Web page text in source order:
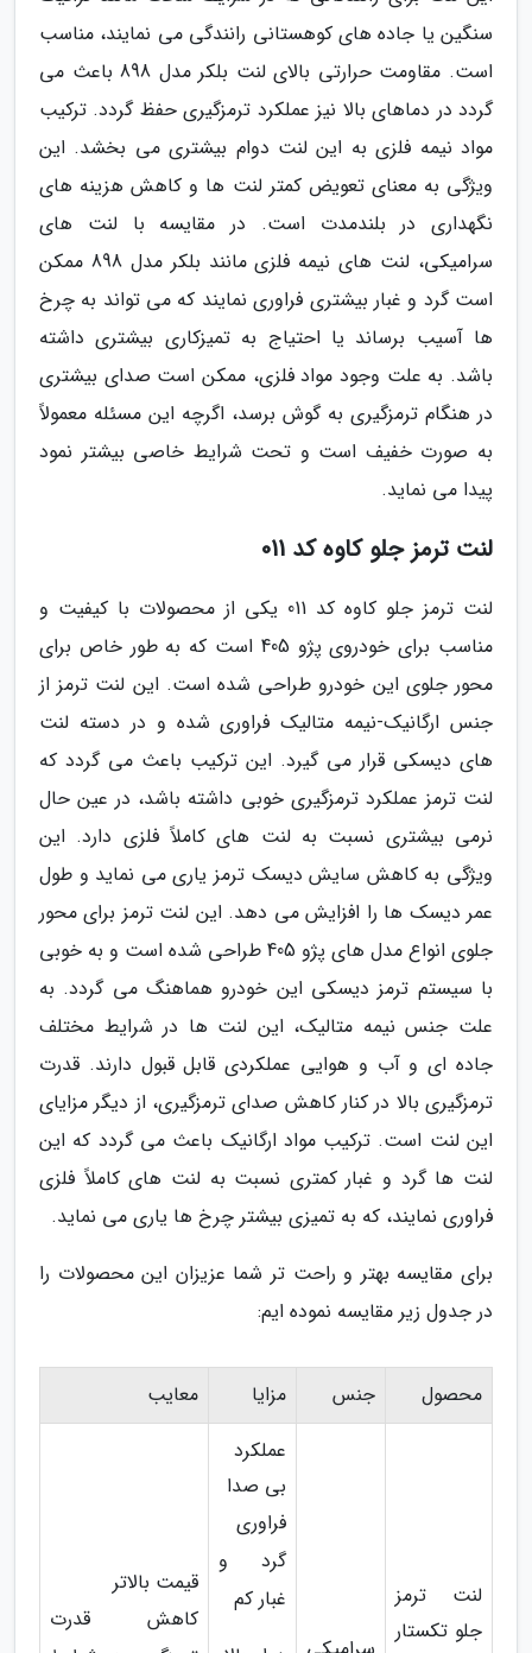
سنگین یا جاده های کوهستانی رانندگی می نمایند، مناسب
است. مقاومت حرارتی بالای لنت بلکر مدل 898 باعث می
گردد در دماهای بالا نیز عملکرد ترمزگیری حفظ گردد. ترکیب
مواد نیمه فلزی به این لنت دوام بیشتری می بخشد. این
ویژگی به معنای تعویض کمتر لنت ها و کاهش هزینه های
نگهداری در بلندمدت است. در مقایسه با لنت های
سرامیکی، لنت های نیمه فلزی مانند بلکر مدل 898 ممکن
است گرد و غبار بیشتری فراوری نمایند که می تواند به چرخ
ها آسیب برساند یا احتیاج به تمیزکاری بیشتری داشته
باشد. به علت وجود مواد فلزی، ممکن است صدای بیشتری
در هنگام ترمزگیری به گوش برسد، اگرچه این مسئله معمولاً
به صورت خفیف است و تحت شرایط خاصی بیشتر نمود
پیدا می نماید.
لنت ترمز جلو کاوه کد 011
لنت ترمز جلو کاوه کد 011 یکی از محصولات با کیفیت و
مناسب برای خودروی پژو 405 است که به طور خاص برای
محور جلوی این خودرو طراحی شده است. این لنت ترمز از
جنس ارگانیک-نیمه متالیک فراوری شده و در دسته لنت
های دیسکی قرار می گیرد. این ترکیب باعث می گردد که
لنت ترمز عملکرد ترمزگیری خوبی داشته باشد، در عین حال
نرمی بیشتری نسبت به لنت های کاملاً فلزی دارد. این
ویژگی به کاهش سایش دیسک ترمز یاری می نماید و طول
عمر دیسک ها را افزایش می دهد. این لنت ترمز برای محور
جلوی انواع مدل های پژو 405 طراحی شده است و به خوبی
با سیستم ترمز دیسکی این خودرو هماهنگ می گردد. به
علت جنس نیمه متالیک، این لنت ها در شرایط مختلف
جاده ای و آب و هوایی عملکردی قابل قبول دارند. قدرت
ترمزگیری بالا در کنار کاهش صدای ترمزگیری، از دیگر مزایای
این لنت است. ترکیب مواد ارگانیک باعث می گردد که این
لنت ها گرد و غبار کمتری نسبت به لنت های کاملاً فلزی
فراوری نمایند، که به تمیزی بیشتر چرخ ها یاری می نماید.
برای مقایسه بهتر و راحت تر شما عزیزان این محصولات را
در جدول زیر مقایسه نموده ایم:
محصول جنس مزایا معایب
لنت ترمز
جلو تکستار
عملکرد
بی صدا
فراوری
گرد و
غبار کم
قیمت بالاتر
کاهش قدرت